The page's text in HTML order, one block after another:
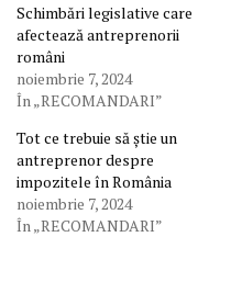
Schimbări legislative care
afectează antreprenorii
români
noiembrie 7, 2024
În „RECOMANDARI”
Tot ce trebuie să știe un
antreprenor despre
impozitele în România
noiembrie 7, 2024
În „RECOMANDARI”